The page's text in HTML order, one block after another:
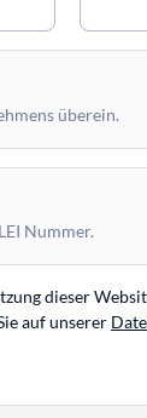
überein.
Nummer.
dieser
auf unserer